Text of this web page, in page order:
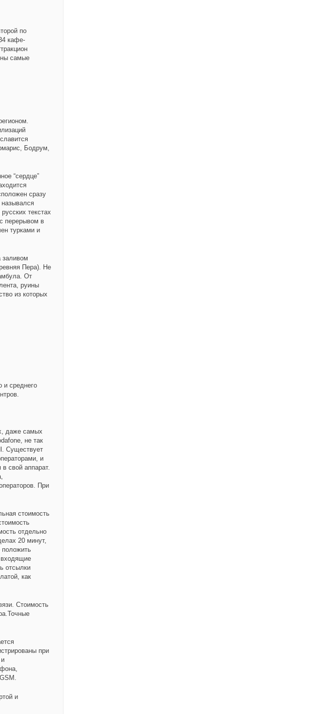
по
кафе-
самые
Бодрум,
“сердце”
сразу
назывался
текстах
перерывом в
турками и
заливом
Пера). Не
От
руины
из которых
и среднего
даже самых
не так
Существует
и
свой аппарат.
При
стоимость
отдельно
20 минут,
положить
отсылки
как
Стоимость
при
и